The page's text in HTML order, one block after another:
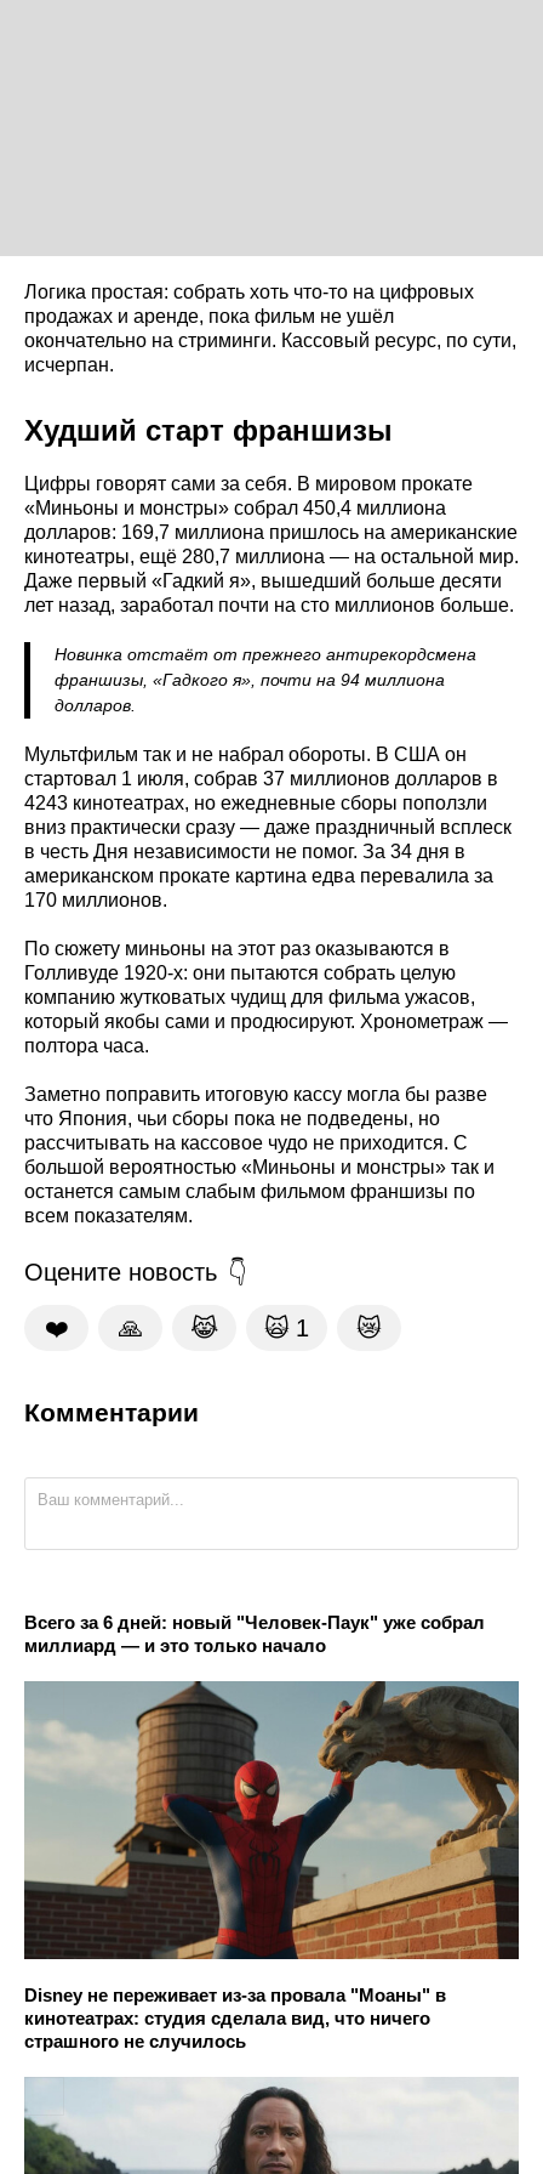
Логика простая: собрать хоть что-то на цифровых
продажах и аренде, пока фильм не ушёл
окончательно на стриминги. Кассовый ресурс, по сути,
исчерпан.
Худший старт франшизы
Цифры говорят сами за себя. В мировом прокате
«Миньоны и монстры» собрал 450,4 миллиона
долларов: 169,7 миллиона пришлось на американские
кинотеатры, ещё 280,7 миллиона — на остальной мир.
Даже первый «Гадкий я», вышедший больше десяти
лет назад, заработал почти на сто миллионов больше.
Новинка отстаёт от прежнего антирекордсмена
франшизы, «Гадкого я», почти на 94 миллиона
долларов.
Мультфильм так и не набрал обороты. В США он
стартовал 1 июля, собрав 37 миллионов долларов в
4243 кинотеатрах, но ежедневные сборы поползли
вниз практически сразу — даже праздничный всплеск
в честь Дня независимости не помог. За 34 дня в
американском прокате картина едва перевалила за
170 миллионов.
По сюжету миньоны на этот раз оказываются в
Голливуде 1920-х: они пытаются собрать целую
компанию жутковатых чудищ для фильма ужасов,
который якобы сами и продюсируют. Хронометраж —
полтора часа.
Заметно поправить итоговую кассу могла бы разве
что Япония, чьи сборы пока не подведены, но
рассчитывать на кассовое чудо не приходится. С
большой вероятностью «Миньоны и монстры» так и
останется самым слабым фильмом франшизы по
всем показателям.
Оцените новость
❤️ 🙏 😹 🙀 1 😿
Комментарии
Всего за 6 дней: новый "Человек-Паук" уже собрал
миллиард — и это только начало
Disney не переживает из-за провала "Моаны" в
кинотеатрах: студия сделала вид, что ничего
страшного не случилось